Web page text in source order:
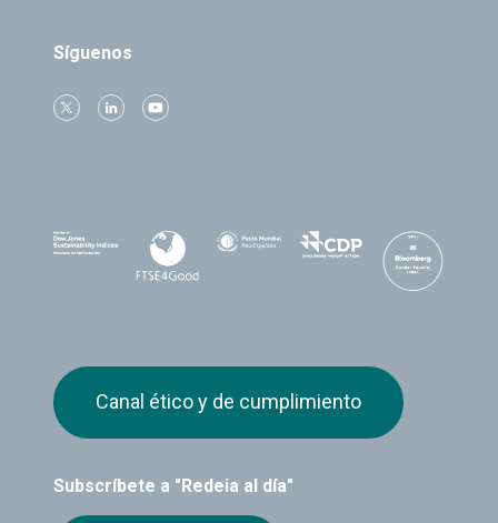
Síguenos
Subscríbete a "Redeia al día"
Canal ético y de cumplimiento